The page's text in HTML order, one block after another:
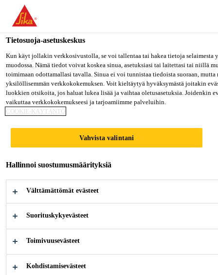
Olet menossa "Sika Finland", näyttää, että olet "Yhdysvallat".
oman maasi sivulle.
MENE SIKA USA
Sika Finland
Casco®
WindowPutty
Fönsterkitt
Öljypohjainen ikkunakitti ikkunoiden
kunnostukseen ja lasitukseen
ikkunakitti ikkunoiden kunnostamiseen ja
Tietosuoja-asetuskeskus
Kun käyt jollakin verkkosivustolla, se voi tallentaa tai hakea tietoja selaimesta
muodossa. Nämä tiedot voivat koskea sinua, asetuksiasi tai laitettasi tai niillä
toimimaan odottamallasi tavalla. Sinua ei voi tunnistaa tiedoista suoraan,
yksilöllisemmän verkkokokemuksen. Voit kieltäytyä hyväksymästä joitakin
luokkien otsikoita, jos haluat lukea lisää ja vaihtaa oletusasetuksia. Joidenkin
vaikuttaa verkkokokemukseesi ja tarjoamiimme palveluihin.
COOKIE-KÄYTÄNTÖ
Vahvista valintani
Hallinnoi suostumusmäärityksiä
Välttämättömät evästeet
Suorituskykyevästeet
Toimivuusevästeet
Kohdistamisevästeet